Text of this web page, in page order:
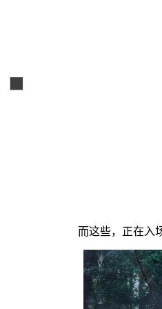
而这些，正在入